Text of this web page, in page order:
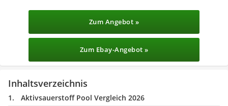
Zum Angebot »
Zum Ebay-Angebot »
Inhaltsverzeichnis
Aktivsauerstoff Pool Vergleich 2026